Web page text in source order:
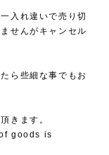
入れ違いで売り切
せんがキャンセル
ら些細な事でもお
きます。
goods is